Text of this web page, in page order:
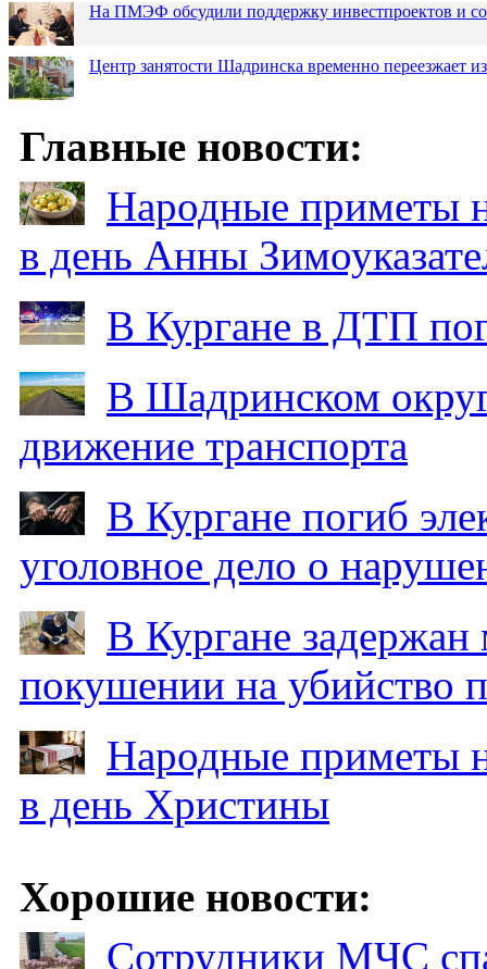
На ПМЭФ обсудили поддержку инвестпроектов и
Центр занятости Шадринска временно переезжает
Главные новости:
Народные приметы
в день Анны
В Кургане в ДТП
В Шадринском
движение транспорта
В Кургане погиб
уголовное дело о
В Кургане
покушении на убийство
Народные приметы
в день Христины
Хорошие новости:
Сотрудники МЧС